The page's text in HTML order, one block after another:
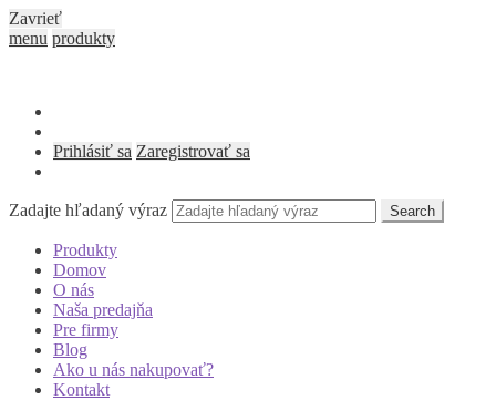
Zavrieť
menu produkty
Prihlásiť sa Zaregistrovať sa
Zadajte hľadaný výraz Search
Produkty
Domov
O nás
Naša predajňa
Pre firmy
Blog
Ako u nás nakupovať?
Kontakt